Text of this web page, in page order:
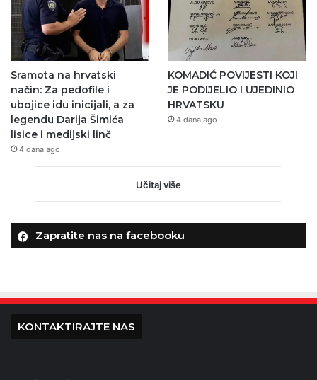
Sramota na hrvatski
način: Za pedofile i
ubojice idu inicijali, a za
legendu Darija Šimića
lisice i medijski linč
4 dana ago
KOMADIĆ POVIJESTI KOJI
JE PODIJELIO I UJEDINIO
HRVATSKU
4 dana ago
Učitaj više
Zapratite nas na facebooku
KONTAKTIRAJTE NAS